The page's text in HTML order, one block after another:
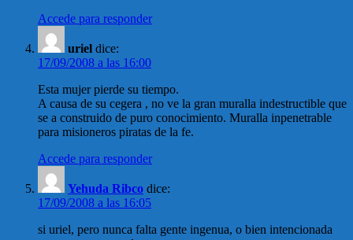
Accede para responder
uriel dice:
17/09/2008 a las 16:00
Esta mujer pierde su tiempo.
A causa de su cegera , no ve la gran muralla indestructible que
se a construido de puro conocimiento. Muralla inpenetrable
para misioneros piratas de la fe.
Accede para responder
Yehuda Ribco dice:
17/09/2008 a las 16:05
si uriel, pero nunca falta gente ingenua, o bien intencionada